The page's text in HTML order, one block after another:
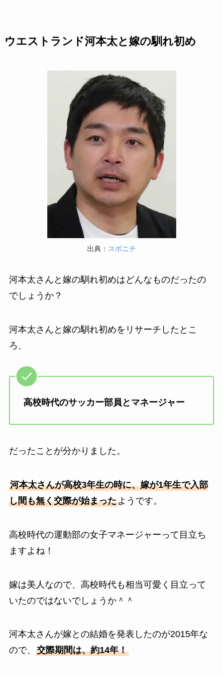
ウエストランド河本太と嫁の馴れ初め
出典： スポニチ
河本太さんと嫁の馴れ初めはどんなものだったの
でしょうか？
河本太さんと嫁の馴れ初めをリサーチしたとこ
ろ、
高校時代のサッカー部員とマネージャー
だったことが分かりました。
河本太さんが高校3年生の時に、嫁が1年生で入部
し間も無く交際が始まったようです。
高校時代の運動部の女子マネージャーって目立ち
ますよね！
嫁は美人なので、高校時代も相当可愛く目立って
いたのではないでしょうか＾＾
河本太さんが嫁との結婚を発表したのが2015年な
ので、 交際期間は、約14年！